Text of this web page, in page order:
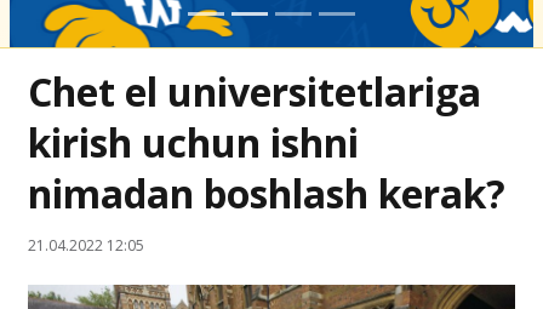
Chet el universitetlariga
kirish uchun ishni
nimadan boshlash kerak?
21.04.2022 12:05